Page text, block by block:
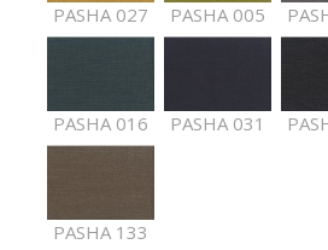
PASHA 027 PASHA 005
PASHA 016 PASHA 031
PASHA 133